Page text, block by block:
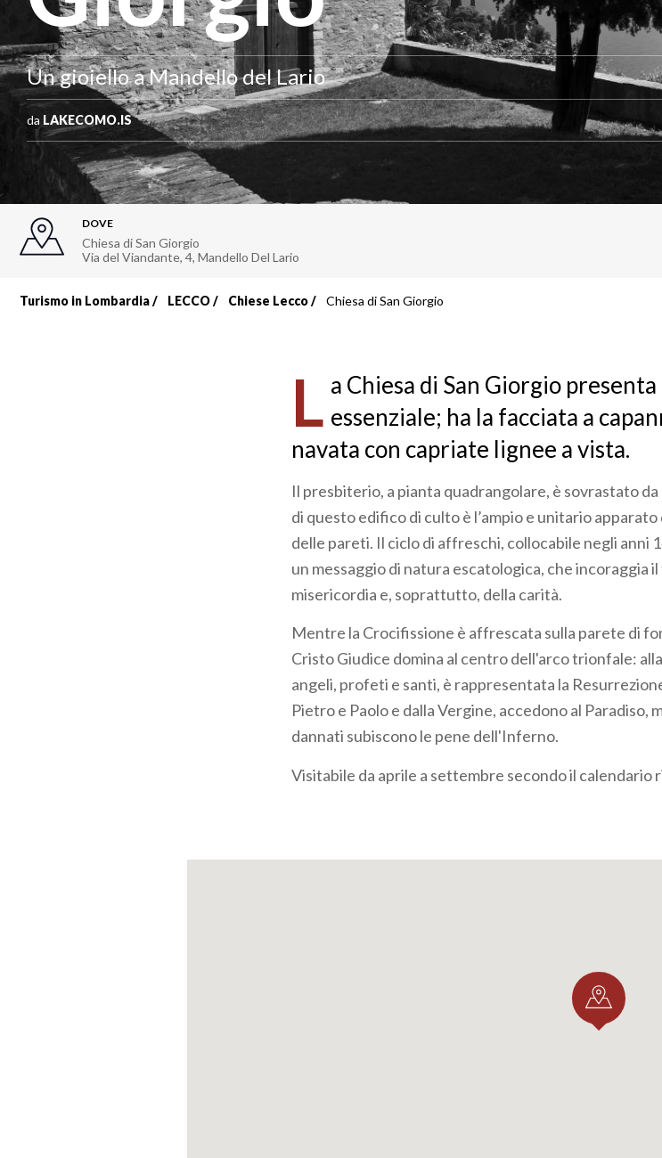
Un gioiello a Mandello del Lario
da LAKECOMO.IS
DOVE
Chiesa di San Giorgio
Via del Viandante, 4, Mandello Del Lario
Turismo in Lombardia LECCO Chiese Lecco Chiesa di San Giorgio
L a Chiesa di San Giorgio
essenziale; ha la facciata a
navata con capriate lignee a vista.
Il presbiterio, a pianta quadrangolare, è sovrastato
di questo edifico di culto è l’ampio e unitario
delle pareti. Il ciclo di affreschi, collocabile negli anni
un messaggio di natura escatologica, che incoraggia
misericordia e, soprattutto, della carità.
Mentre la Crocifissione è affrescata sulla parete di
Cristo Giudice domina al centro dell'arco trionfale:
angeli, profeti e santi, è rappresentata la
Pietro e Paolo e dalla Vergine, accedono al Paradiso,
dannati subiscono le pene dell'Inferno.
Visitabile da aprile a settembre secondo il calendario